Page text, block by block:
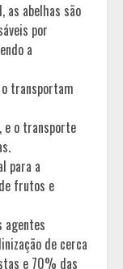
as abelhas são
por
a
transportam
e o transporte
para a
frutos e
agentes
de cerca
e 70% das